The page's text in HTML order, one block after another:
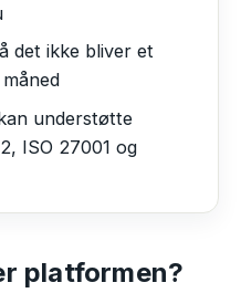
det ikke bliver et
understøtte
ISO 27001 og
platformen?